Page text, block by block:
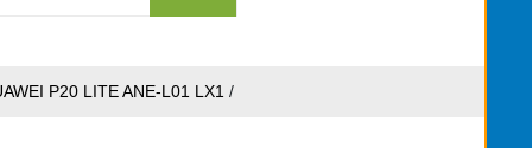
P20 LITE ANE-L01 LX1 /